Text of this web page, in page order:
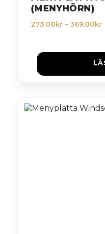
(MENYHÖRN)
273,00kr – 369,00kr